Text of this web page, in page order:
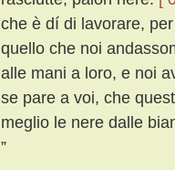
che è dí di lavorare,
quello che noi
alle mani a loro, e noi
se pare a voi, che
meglio le nere dalle
”